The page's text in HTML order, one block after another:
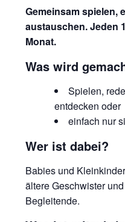
Gemeinsam spielen,
austauschen. Jeden
Monat.
Was wird
Spielen,
entdecken oder
einfach nur
Wer ist dabei?
Babies und
ältere Geschwister
Begleitende.